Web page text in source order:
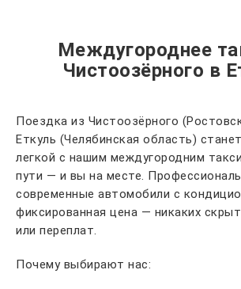
Междугороднее
Чистоозёрного в
Поездка из Чистоозёрного
Еткуль (Челябинская область)
легкой с нашим междугородним
пути — и вы на месте.
современные автомобили с
фиксированная цена — никаких
или переплат.
Почему выбирают нас: